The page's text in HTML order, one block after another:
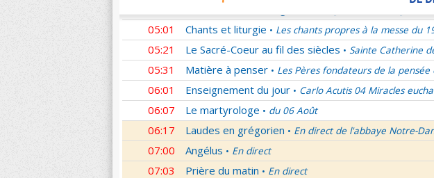
05:01 Chants et liturgie • Les chants propres à la messe du
05:21 Le Sacré-Coeur au fil des siècles • Sainte Catherine
05:31 Matière à penser • Les Pères fondateurs de la
06:01 Enseignement du jour • Carlo Acutis 04 Miracles
06:07 Le martyrologe • du 06 Août
06:17 Laudes en grégorien • En direct de l'abbaye Notre-
07:00 Angélus • En direct
07:03 Prière du matin • En direct